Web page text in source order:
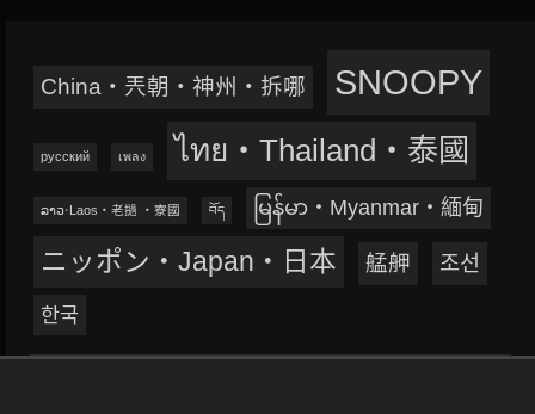
China‧兲朝‧神州‧拆哪 SNOOPY
русский เพลง ไทย‧Thailand‧泰國
ລາວ‧Laos‧老撾 ‧寮國 བོད မြန်မာ‧Myanmar‧緬甸
ニッポン‧Japan‧日本 艋舺 조선
한국